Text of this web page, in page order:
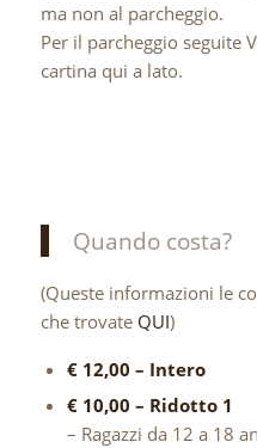
ma non al parcheggio.
Per il parcheggio seguite
cartina qui a lato.
Quando costa?
(Queste informazioni le
che trovate QUI)
€ 12,00 – Intero
€ 10,00 – Ridotto 1
– Ragazzi da 12 a 18